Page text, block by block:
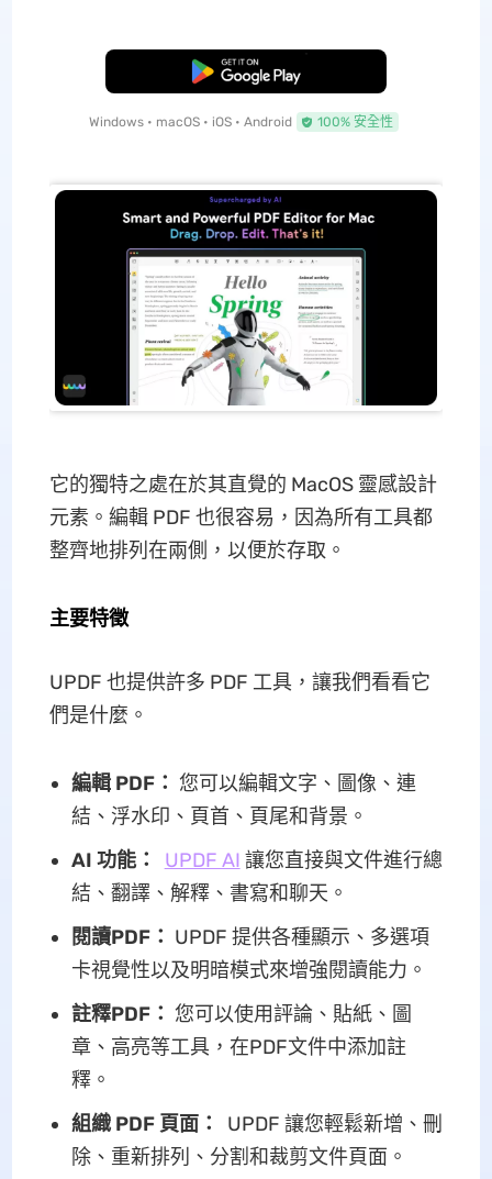
免費下載
Windows • macOS • iOS • Android 100% 安全性
它的獨特之處在於其直覺的 MacOS 靈感設計
元素。編輯 PDF 也很容易，因為所有工具都
整齊地排列在兩側，以便於存取。
主要特徵
UPDF 也提供許多 PDF 工具，讓我們看看它
們是什麼。
編輯 PDF： 您可以編輯文字、圖像、連
結、浮水印、頁首、頁尾和背景。
AI 功能：
UPDF AI 讓您直接與文件進行總
結、翻譯、解釋、書寫和聊天。
閱讀PDF： UPDF 提供各種顯示、多選項
卡視覺性以及明暗模式來增強閱讀能力。
註釋PDF： 您可以使用評論、貼紙、圖
章、高亮等工具，在PDF文件中添加註
釋。
組織 PDF 頁面：
UPDF 讓您輕鬆新增、刪
除、重新排列、分割和裁剪文件頁面。